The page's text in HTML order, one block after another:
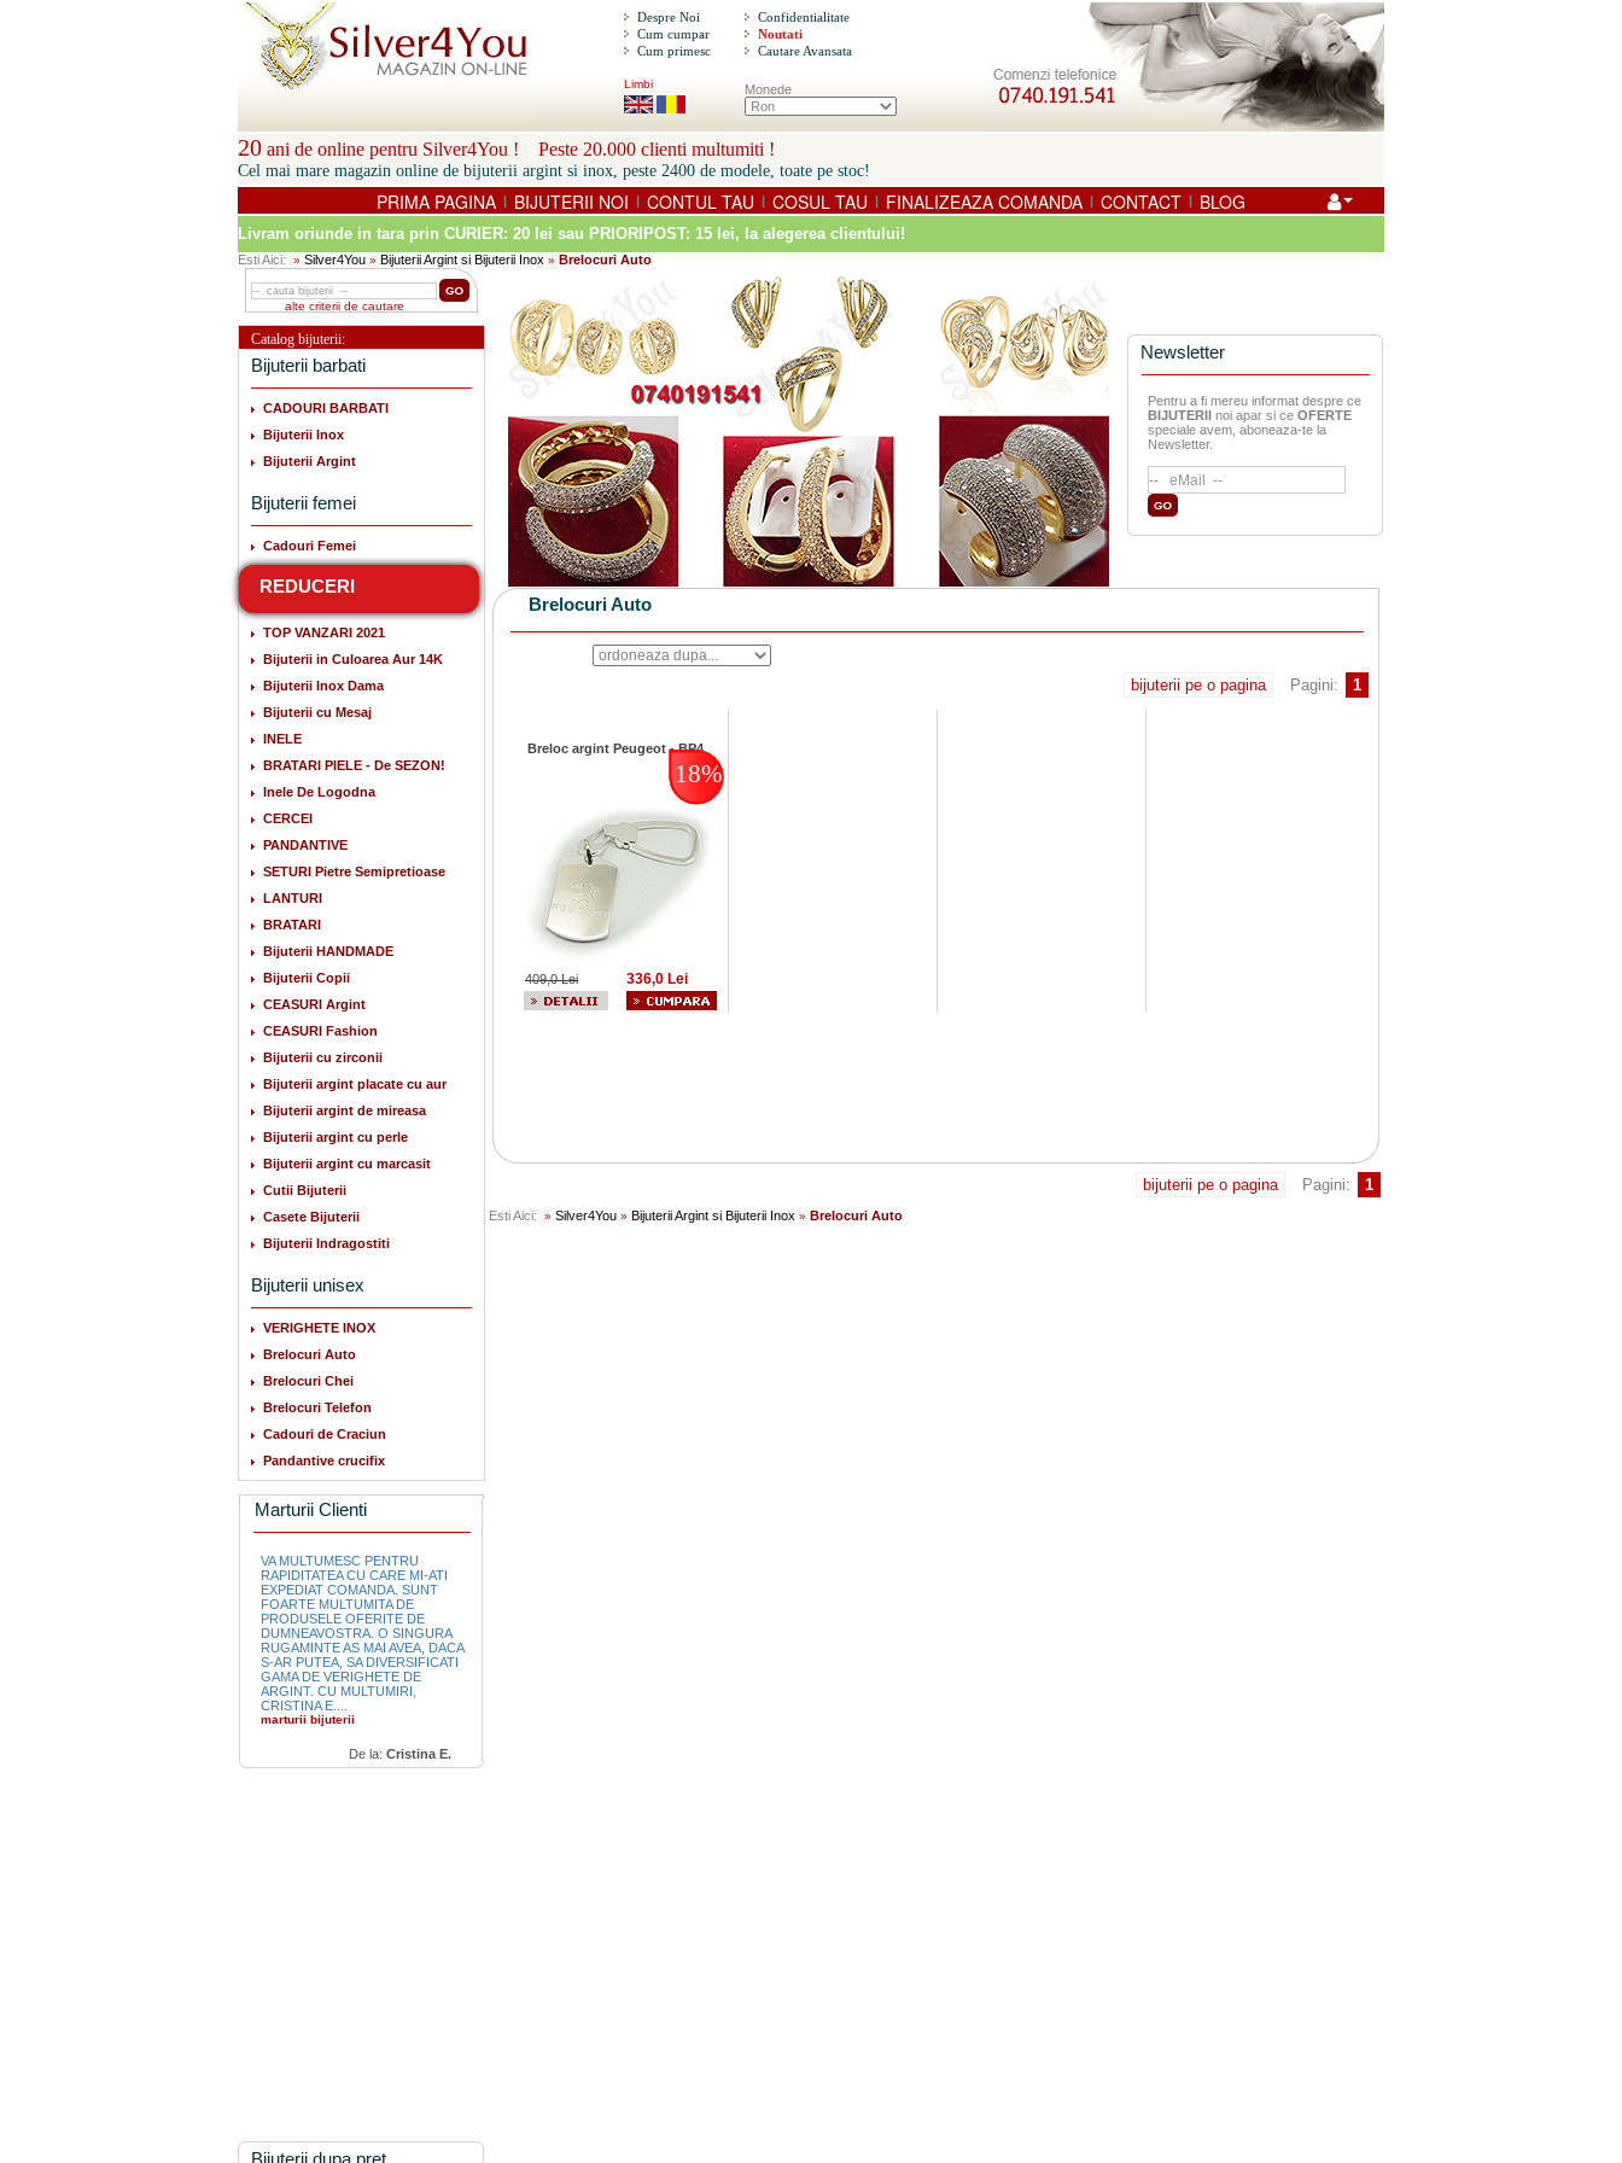
Despre Noi
Cum cumpar
Cum primesc
Confidentialitate
Noutati
Cautare Avansata
Limbi Monede
20 ani de online pentru Silver4You ! Peste 20.000 clienti multumiti !
Cel mai mare magazin online de bijuterii argint si inox, peste 2400 de modele, toate pe stoc!
PRIMA PAGINA | BIJUTERII NOI | CONTUL TAU | COSUL TAU | FINALIZEAZA COMANDA | CONTACT | BLOG
Livram oriunde in tara prin CURIER: 20 lei sau PRIORIPOST: 15 lei, la alegerea clientului!
Esti Aici: » Silver4You » Bijuterii Argint si Bijuterii Inox » Brelocuri Auto
alte criterii de cautare
Catalog bijuterii:
Bijuterii barbati
CADOURI BARBATI
Bijuterii Inox
Bijuterii Argint
Bijuterii femei
Cadouri Femei
REDUCERI
TOP VANZARI 2021
Bijuterii in Culoarea Aur 14K
Bijuterii Inox Dama
Bijuterii cu Mesaj
INELE
BRATARI PIELE - De SEZON!
Inele De Logodna
CERCEI
PANDANTIVE
SETURI Pietre Semipretioase
LANTURI
BRATARI
Bijuterii HANDMADE
Bijuterii Copii
CEASURI Argint
CEASURI Fashion
Bijuterii cu zirconii
Bijuterii argint placate cu aur
Bijuterii argint de mireasa
Bijuterii argint cu perle
Bijuterii argint cu marcasit
Cutii Bijuterii
Casete Bijuterii
Bijuterii Indragostiti
Bijuterii unisex
VERIGHETE INOX
Brelocuri Auto
Brelocuri Chei
Brelocuri Telefon
Cadouri de Craciun
Pandantive crucifix
Marturii Clienti
VA MULTUMESC PENTRU
RAPIDITATEA CU CARE MI-ATI
EXPEDIAT COMANDA. SUNT
FOARTE MULTUMITA DE
PRODUSELE OFERITE DE
DUMNEAVOSTRA. O SINGURA
RUGAMINTE AS MAI AVEA, DACA
S-AR PUTEA, SA DIVERSIFICATI
GAMA DE VERIGHETE DE
ARGINT. CU MULTUMIRI,
CRISTINA E....
marturii bijuterii
De la: Cristina E.
Bijuterii dupa pret
Newsletter
Pentru a fi mereu informat despre ce
BIJUTERIInoi apar si ce OFERTE
speciale avem, aboneaza-te la
Newsletter.
Brelocuri Auto
bijuterii pe o pagina Pagini: 1
Breloc argint Peugeot - BP4
18%
409,0 Lei 336,0 Lei
bijuterii pe o pagina Pagini: 1
Esti Aici: » Silver4You » Bijuterii Argint si Bijuterii Inox » Brelocuri Auto